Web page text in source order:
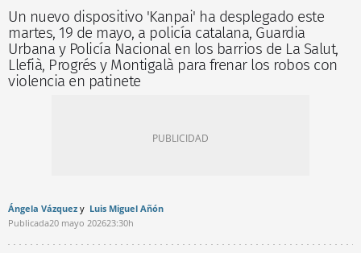
Un nuevo dispositivo 'Kanpai' ha desplegado este
martes, 19 de mayo, a policía catalana, Guardia
Urbana y Policía Nacional en los barrios de La Salut,
Llefià, Progrés y Montigalà para frenar los robos con
violencia en patinete
Ángela Vázquez
Luis Miguel Añón
Publicada20 mayo 202623:30h